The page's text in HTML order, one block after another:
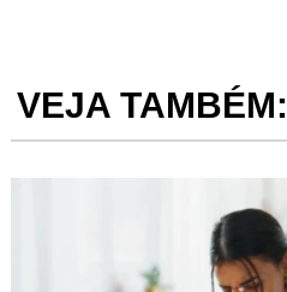
VEJA TAMBÉM: